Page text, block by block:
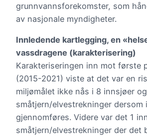
grunnvannsforekomster, som
av nasjonale myndigheter.
Innledende kartlegging, en
vassdragene (karakterisering)
Karakteriseringen inn mot første
(2015-2021) viste at det var en
miljømålet ikke nås i 8 innsjøer
småtjern/elvestrekninger dersom
gjennomføres. Videre var det 1
småtjern/elvestrekninger der det